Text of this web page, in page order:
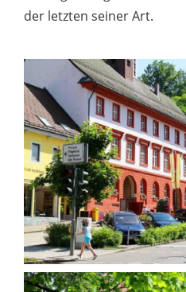
der letzten seiner Art.